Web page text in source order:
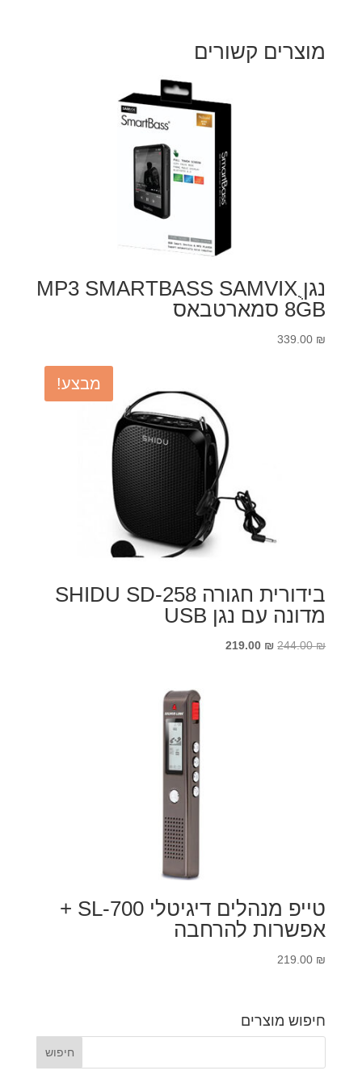
מוצרים קשורים
נגןֻ MP3 SMARTBASS SAMVIX
8GB סמארטבאס
339.00 ₪
מבצע!
בידורית חגורה SHIDU SD-258
מדונה עם נגן USB
244.00₪
המחיר
219.00 ₪
המחיר
219.00 ₪.
טייפ מנהלים דיגיטלי SL-700 +
אפשרות להרחבה
219.00 ₪
חיפוש מוצרים